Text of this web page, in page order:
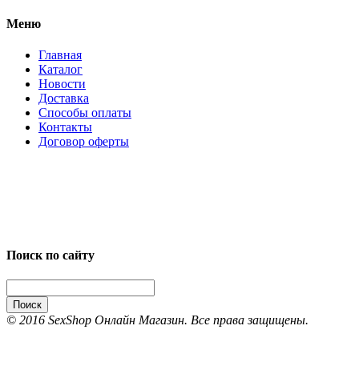
Меню
Главная
Каталог
Новости
Доставка
Способы оплаты
Контакты
Договор оферты
Поиск по сайту
Поиск
© 2016 SexShop Онлайн Магазин. Все права защищены.